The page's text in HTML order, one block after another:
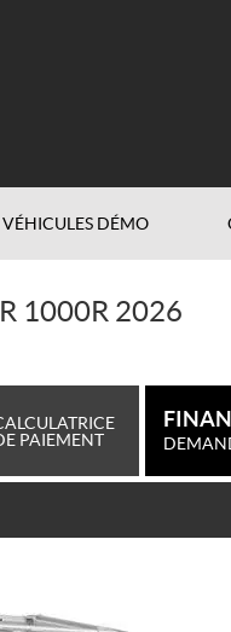
VÉHICULES DÉMO
1000R 2026
PAIEMENT